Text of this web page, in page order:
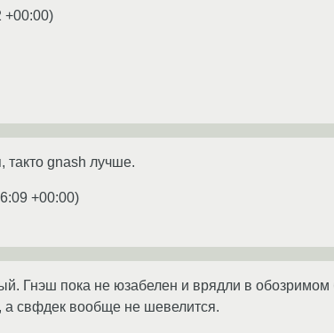
+00:00)
такто gnash лучше.
+00:00)
Гнэш пока не юзабелен и врядли в
а свфдек вообще не шевелится.